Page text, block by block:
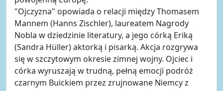
"Ojczyzna" opowiada o relacji między Thomasem
Mannem (Hanns Zischler), laureatem Nagrody
Nobla w dziedzinie literatury, a jego córką Eriką
(Sandra Hüller) aktorką i pisarką. Akcja rozgrywa
się w szczytowym okresie zimnej wojny. Ojciec i
córka wyruszają w trudną, pełną emocji podróż
czarnym Buickiem przez zrujnowane Niemcy z